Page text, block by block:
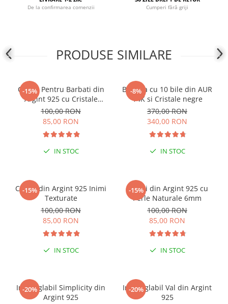
COLIERE
Coliere cu pietre semiprețioase
De la confirmarea comenzii Cumperi fără griji
PRODUSE SIMILARE
-15%
Cercei Pentru Barbati din
Argint 925 cu Cristale
Zirconia Patrate de 5mm
100,00 RON
85,00 RON
IN STOC
-8%
Bratara cu 10 bile din AUR
14K si Cristale negre
370,00 RON
340,00 RON
IN STOC
-15%
Cercei din Argint 925 Inimi
Texturate
100,00 RON
85,00 RON
IN STOC
-15%
Cercei din Argint 925 cu
Perle Naturale 6mm
100,00 RON
85,00 RON
IN STOC
-20%
Inel reglabil Simplicity din
Argint 925
-20%
Inel reglabil Val din Argint
925